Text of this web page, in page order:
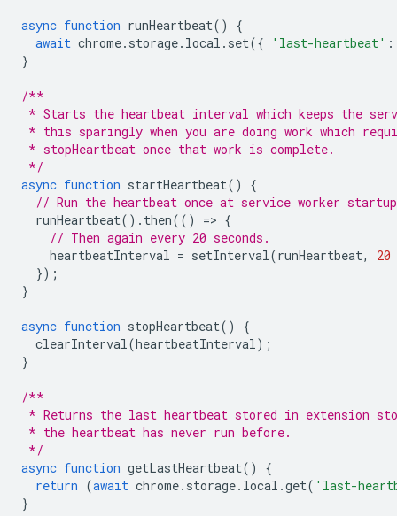
async function runHeartbeat()
{
await chrome. storage. local . set({ 'last-heartbeat' :
}
/**
* Starts the heartbeat interval which keeps the
* this sparingly when you are doing work which
* stopHeartbeat once that work is complete.
*/
async function startHeartbeat()
{
// Run the heartbeat once at service worker
runHeartbeat(). then(() => {
// Then again every 20 seconds.
heartbeatInterval = setInterval(runHeartbeat,
20
});
}
async function stopHeartbeat()
{
clearInterval(heartbeatInterval);
}
/**
* Returns the last heartbeat stored in extension
* the heartbeat has never run before.
*/
async function getLastHeartbeat()
{
return (await chrome. storage. local .get( 'last-
}